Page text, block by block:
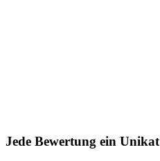
Jede Bewertung ein Unikat